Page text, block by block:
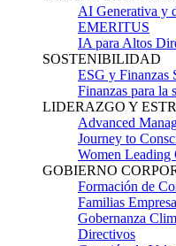
AI Generativa y
EMERITUS
IA para Altos
SOSTENIBILIDAD
ESG y Finanzas
Finanzas para la
LIDERAZGO Y
Advanced
Journey to
Women Leading
GOBIERNO
Formación de
Familias
Gobernanza
Directivos